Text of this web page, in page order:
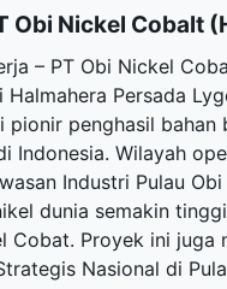
Obi Nickel Cobalt
– PT Obi Nickel
Persada
pionir penghasil bahan
Indonesia. Wilayah
Industri Pulau
dunia semakin
Cobat. Proyek ini juga
Nasional di